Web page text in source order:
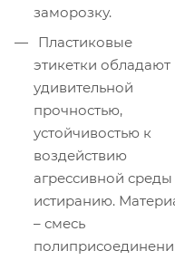
заморозку.
этикетки обладают
удивительной
прочностью,
устойчивостью к
воздействию
агрессивной среды
истиранию.
– смесь